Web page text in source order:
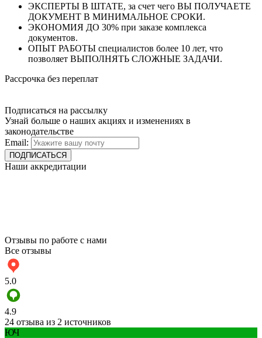
ЭКСПЕРТЫ В ШТАТЕ, за счет чего ВЫ ПОЛУЧАЕТЕ
ДОКУМЕНТ В МИНИМАЛЬНОЕ СРОКИ.
ЭКОНОМИЯ ДО 30% при заказе комплекса
документов.
ОПЫТ РАБОТЫ специалистов более 10 лет, что
позволяет ВЫПОЛНЯТЬ СЛОЖНЫЕ ЗАДАЧИ.
Рассрочка без переплат
Подписаться на рассылку
Узнай больше о наших акциях и изменениях в
законодательстве
Email:
Наши аккредитации
Отзывы по работе с нами
Все отзывы
5.0
4.9
24 отзыва из 2 источников
ЮЧ